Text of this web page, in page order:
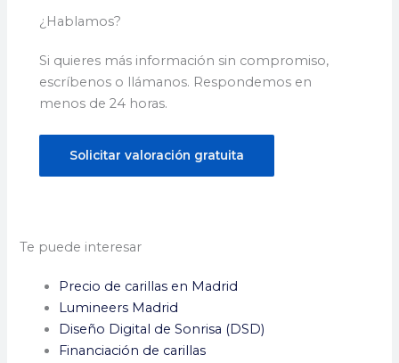
¿Hablamos?
Si quieres más información sin compromiso,
escríbenos o llámanos. Respondemos en
menos de 24 horas.
Solicitar valoración gratuita
Te puede interesar
Precio de carillas en Madrid
Lumineers Madrid
Diseño Digital de Sonrisa (DSD)
Financiación de carillas